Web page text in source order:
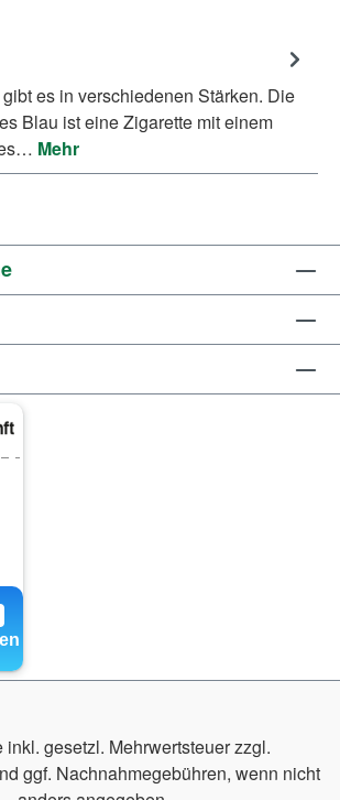
es in verschiedenen Stärken. Die
Blau ist eine Zigarette mit einem
Mehr
gesetzl. Mehrwertsteuer zzgl.
ggf. Nachnahmegebühren, wenn nicht